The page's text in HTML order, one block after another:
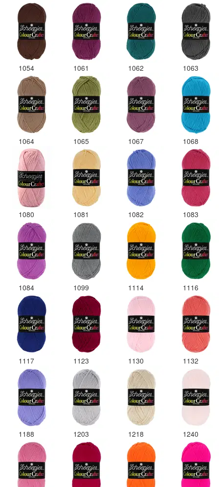
1054 1061 1062 1063
1064 1065 1067 1068
1080 1081 1082 1083
1084 1099 1114 1116
1117 1123 1130 1132
1188 1203 1218 1240